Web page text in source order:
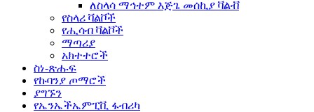
ለስላሳ ማኅተም እጅጌ መሰኪያ ቫልቭ
የስላሪ ቫልቮች
የሒሳብ ቫልቮች
ማጣሪያ
አክተተሮች
ስነ-ጽሑፍ
የኩባንያ ጦማሮች
ያግኙን
የኤንኤችኤምፒቪ ፋብሪካ